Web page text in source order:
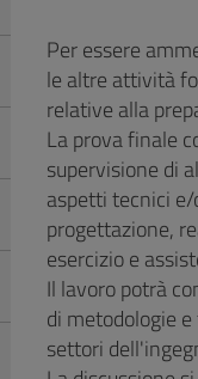
Per essere
le altre attività
relative alla
La prova finale
supervisione di
aspetti tecnici
progettazione,
esercizio e
Il lavoro potrà
di metodologie
settori